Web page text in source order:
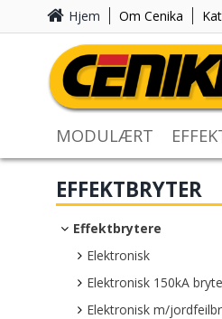
Hjem Om Cenika
MODULÆRT
EFFEKTBRYTER
Effektbrytere
Elektronisk
Elektronisk 150kA
Elektronisk m/